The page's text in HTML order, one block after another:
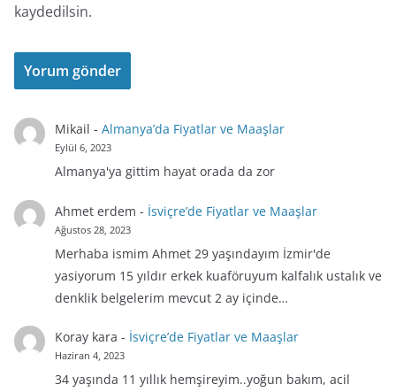
kaydedilsin.
Mikail - Almanya’da Fiyatlar ve Maaşlar
Eylül 6, 2023
Almanya'ya gittim hayat orada da zor
Ahmet erdem - İsviçre’de Fiyatlar ve Maaşlar
Ağustos 28, 2023
Merhaba ismim Ahmet 29 yaşındayım İzmir'de
yasiyorum 15 yıldır erkek kuaföruyum kalfalık ustalık ve
denklik belgelerim mevcut 2 ay içinde…
Koray kara - İsviçre’de Fiyatlar ve Maaşlar
Haziran 4, 2023
34 yaşında 11 yıllık hemşireyim..yoğun bakım, acil